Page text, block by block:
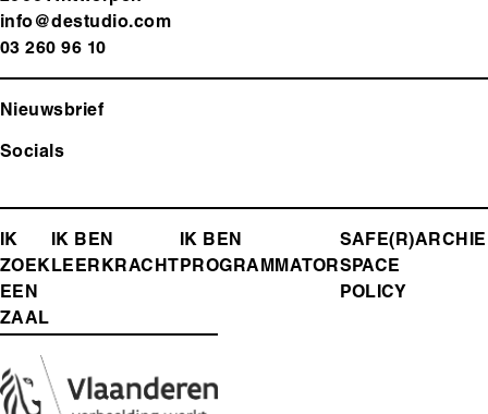
info@destudio.com
03 260 96 10
Nieuwsbrief
Socials
FOOTER-
MENU
IK
ZOEK
EEN
ZAAL
IK BEN
LEERKRACHT
IK BEN
PROGRAMMATOR
SAFE(R)
SPACE
POLICY
Media
Afbeelding